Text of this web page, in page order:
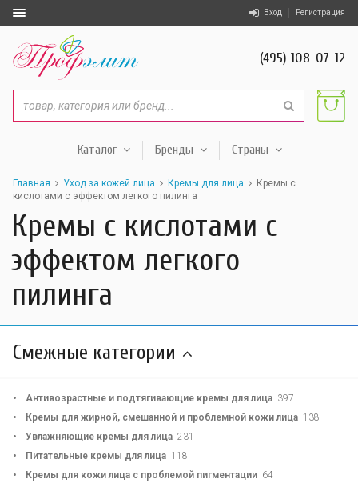
Вход Регистрация
(495) 108-07-12
Каталог Бренды Страны
Главная Уход за кожей лица Кремы для лица
Кремы с
кислотами с эффектом легкого пилинга
Кремы с кислотами с
эффектом легкого
пилинга
Смежные категории
Антивозрастные и подтягивающие кремы для лица 397
Кремы для жирной, смешанной и проблемной кожи лица 138
Увлажняющие кремы для лица 231
Питательные кремы для лица 118
Кремы для кожи лица с проблемой пигментации 64